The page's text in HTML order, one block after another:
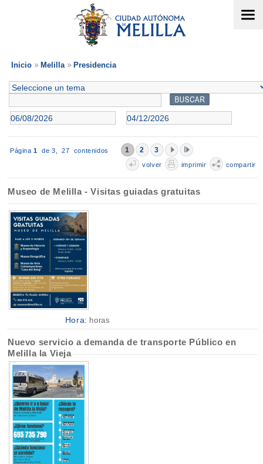
Inicio Melilla Presidencia
Página 1 de 3,27 contenidos 1 2 3
volver imprimir compartir
Museo de Melilla - Visitas guiadas gratuitas
Hora: horas
Nuevo servicio a demanda de transporte Público en
Melilla la Vieja